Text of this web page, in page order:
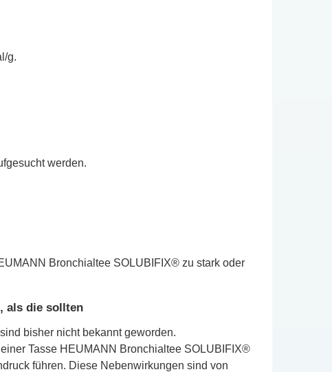
g.
werden.
Bronchialtee SOLUBIFIX® zu stark oder
als die sollten
bisher nicht bekannt geworden.
Tasse HEUMANN Bronchialtee SOLUBIFIX®
führen. Diese Nebenwirkungen sind von